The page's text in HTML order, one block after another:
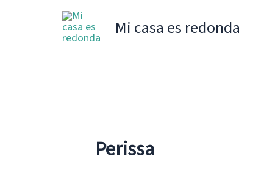
Mi casa es redonda
Perissa